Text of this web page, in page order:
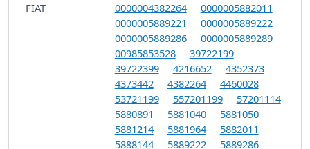
FIAT
0000004382264
0000005882011
0000005889221
0000005889222
0000005889286
0000005889289
00985853528
39722199
39722399
4216652
4352373
4373442
4382264
4460028
53721199
557201199
57201114
5880891
5881040
5881050
5881214
5881964
5882011
5888144
5889222
5889286